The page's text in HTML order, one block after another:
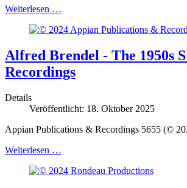
Weiterlesen …
Alfred Brendel - The 1950s
Recordings
Details
Veröffentlicht: 18. Oktober 2025
Appian Publications & Recordings 5655 (©
Weiterlesen …